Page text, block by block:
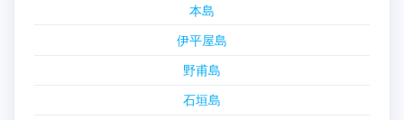
本島
伊平屋島
野甫島
石垣島